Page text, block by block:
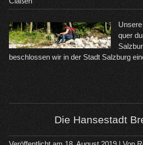
quer
beschlossen wir in der Stadt Salzburg
Die Hansestadt